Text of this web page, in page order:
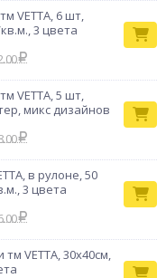
VETTA, 6 шт,
3 цвета
VETTA, 5 шт,
микс дизайнов
в рулоне, 50
3 цвета
VETTA, 30х40см,